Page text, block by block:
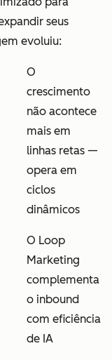
seus
evoluiu:
O
crescimento
não acontece
mais em
linhas retas —
opera em
ciclos
dinâmicos
O Loop
Marketing
complementa
o inbound
com eficiência
de IA